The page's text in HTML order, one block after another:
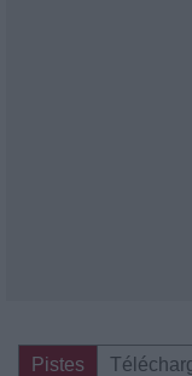
Pistes